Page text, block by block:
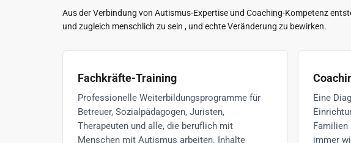
Aus der Verbindung von Autismus-Expertise und Coaching-Kompetenz
und zugleich menschlich zu sein , und echte Veränderung zu bewirken.
Fachkräfte-Training
Professionelle Weiterbildungsprogramme für
Betreuer, Sozialpädagogen, Juristen,
Therapeuten und alle, die beruflich mit
Menschen mit Autismus arbeiten. Inhalte
Eine
immer